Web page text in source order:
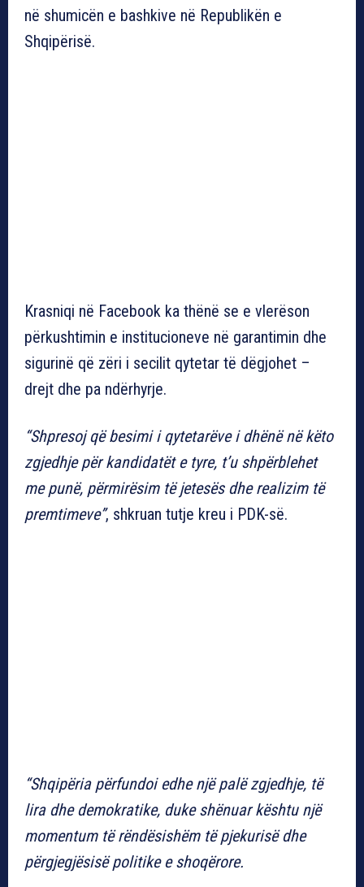
në shumicën e bashkive në Republikën e
Shqipërisë.
Krasniqi në Facebook ka thënë se e vlerëson
përkushtimin e institucioneve në garantimin dhe
sigurinë që zëri i secilit qytetar të dëgjohet –
drejt dhe pa ndërhyrje.
“Shpresoj që besimi i qytetarëve i dhënë në këto
zgjedhje për kandidatët e tyre, t’u shpërblehet
me punë, përmirësim të jetesës dhe realizim të
premtimeve”, shkruan tutje kreu i PDK-së.
“Shqipëria përfundoi edhe një palë zgjedhje, të
lira dhe demokratike, duke shënuar kështu një
momentum të rëndësishëm të pjekurisë dhe
përgjegjësisë politike e shoqërore.